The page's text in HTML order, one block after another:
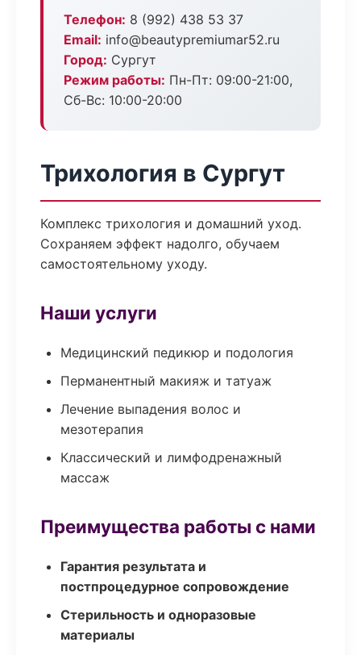
Телефон: 8 (992) 438 53 37
Email: info@beautypremiumar52.ru
Город: Сургут
Режим работы: Пн-Пт: 09:00-21:00,
Сб-Вс: 10:00-20:00
Трихология в Сургут
Комплекс трихология и домашний уход.
Сохраняем эффект надолго, обучаем
самостоятельному уходу.
Наши услуги
Медицинский педикюр и подология
Перманентный макияж и татуаж
Лечение выпадения волос и
мезотерапия
Классический и лимфодренажный
массаж
Преимущества работы с нами
Гарантия результата и
постпроцедурное сопровождение
Стерильность и одноразовые
материалы